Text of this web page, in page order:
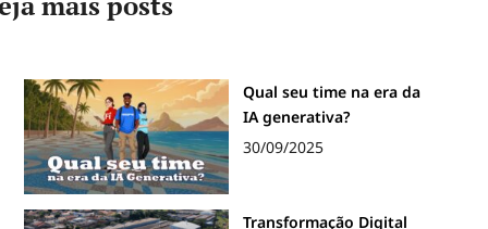
Qual seu time na era da
IA generativa?
30/09/2025
Transformação Digital